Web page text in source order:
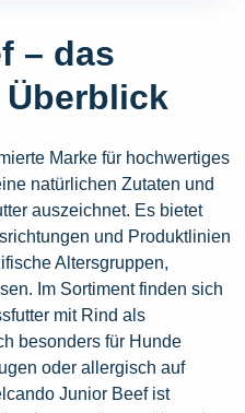
– das
Marke für hochwertiges
natürlichen Zutaten und
auszeichnet. Es bietet
und Produktlinien
Altersgruppen,
Im Sortiment finden sich
mit Rind als
besonders für Hunde
oder allergisch auf
Junior Beef ist